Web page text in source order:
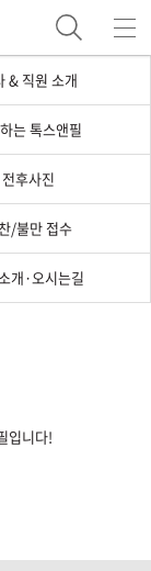
& 직원 소개
는 톡스앤필
전후사진
/불만 접수
개·오시는길
입니다!